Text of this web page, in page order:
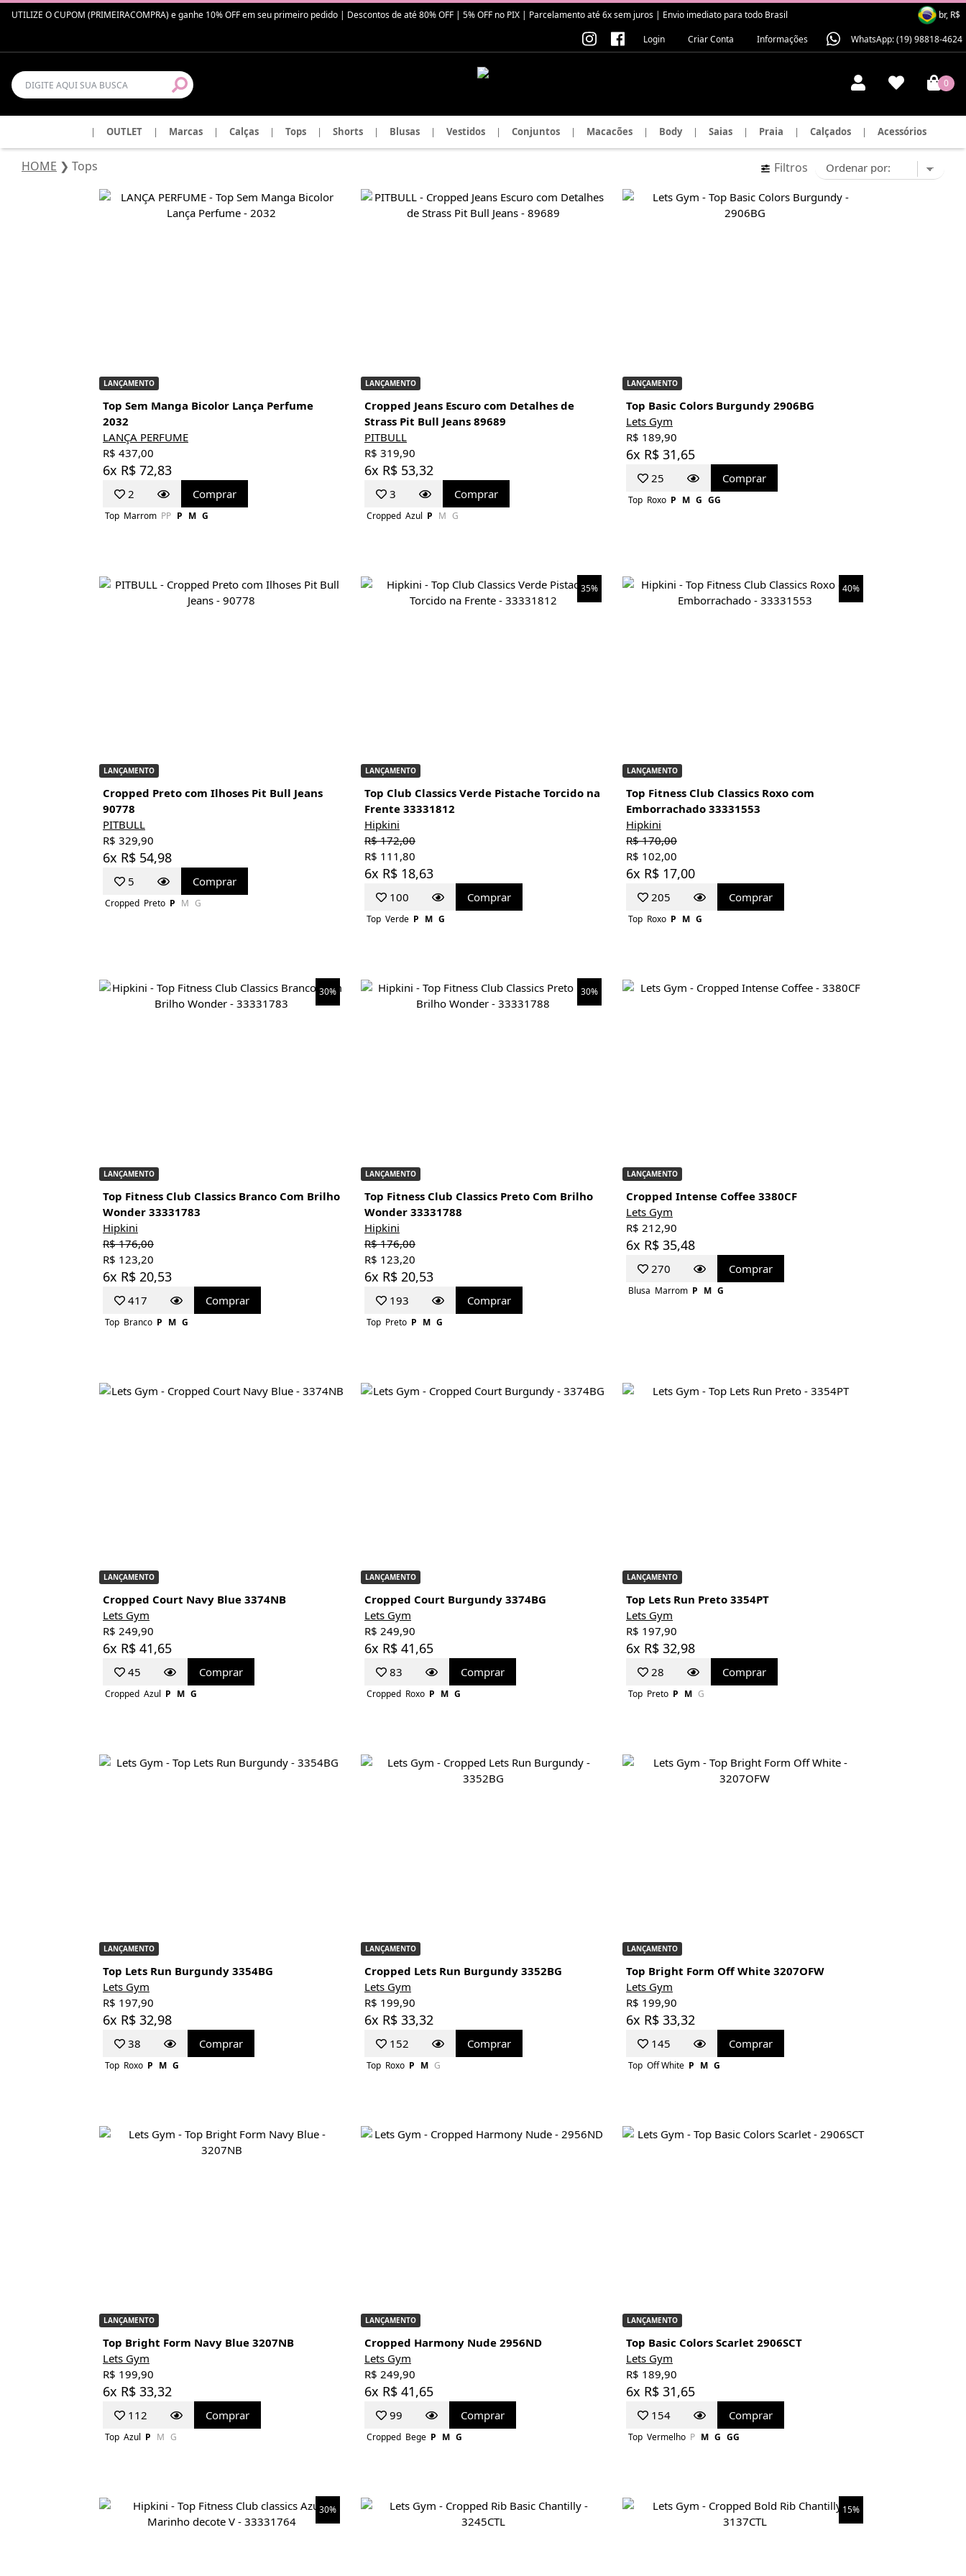
UTILIZE O CUPOM (PRIMEIRACOMPRA) e ganhe 10% OFF em seu primeiro pedido | Descontos de até 80% OFF | 5% OFF no PIX | Parcelamento até 6x sem juros | Envio imediato para todo Brasil
br, R$
WhatsApp: (19) 98818-4624
Informações
Criar Conta
Login
0
| OUTLET | Marcas | Calças | Tops | Shorts | Blusas | Vestidos | Conjuntos | Macacões | Body | Saias | Praia | Calçados | Acessórios
HOME ❯ Tops Filtros
LANÇAMENTO
Top Sem Manga Bicolor Lança Perfume
2032
LANÇA PERFUME
R$ 437,00
6x R$ 72,83
2 Comprar
Top Marrom PP P M G
LANÇAMENTO
Cropped Jeans Escuro com Detalhes de
Strass Pit Bull Jeans 89689
PITBULL
R$ 319,90
6x R$ 53,32
3 Comprar
Cropped Azul P M G
LANÇAMENTO
Top Basic Colors Burgundy 2906BG
Lets Gym
R$ 189,90
6x R$ 31,65
25 Comprar
Top Roxo P M G GG
LANÇAMENTO
Cropped Preto com Ilhoses Pit Bull Jeans
90778
PITBULL
R$ 329,90
6x R$ 54,98
5 Comprar
Cropped Preto P M G
35%
LANÇAMENTO
Top Club Classics Verde Pistache Torcido na
Frente 33331812
Hipkini
R$ 172,00
R$ 111,80
6x R$ 18,63
100 Comprar
Top Verde P M G
40%
LANÇAMENTO
Top Fitness Club Classics Roxo com
Emborrachado 33331553
Hipkini
R$ 170,00
R$ 102,00
6x R$ 17,00
205 Comprar
Top Roxo P M G
30%
LANÇAMENTO
Top Fitness Club Classics Branco Com Brilho
Wonder 33331783
Hipkini
R$ 176,00
R$ 123,20
6x R$ 20,53
417 Comprar
Top Branco P M G
30%
LANÇAMENTO
Top Fitness Club Classics Preto Com Brilho
Wonder 33331788
Hipkini
R$ 176,00
R$ 123,20
6x R$ 20,53
193 Comprar
Top Preto P M G
LANÇAMENTO
Cropped Intense Coffee 3380CF
Lets Gym
R$ 212,90
6x R$ 35,48
270 Comprar
Blusa Marrom P M G
LANÇAMENTO
Cropped Court Navy Blue 3374NB
Lets Gym
R$ 249,90
6x R$ 41,65
45 Comprar
Cropped Azul P M G
LANÇAMENTO
Cropped Court Burgundy 3374BG
Lets Gym
R$ 249,90
6x R$ 41,65
83 Comprar
Cropped Roxo P M G
LANÇAMENTO
Top Lets Run Preto 3354PT
Lets Gym
R$ 197,90
6x R$ 32,98
28 Comprar
Top Preto P M G
LANÇAMENTO
Top Lets Run Burgundy 3354BG
Lets Gym
R$ 197,90
6x R$ 32,98
38 Comprar
Top Roxo P M G
LANÇAMENTO
Cropped Lets Run Burgundy 3352BG
Lets Gym
R$ 199,90
6x R$ 33,32
152 Comprar
Top Roxo P M G
LANÇAMENTO
Top Bright Form Off White 3207OFW
Lets Gym
R$ 199,90
6x R$ 33,32
145 Comprar
Top Off White P M G
LANÇAMENTO
Top Bright Form Navy Blue 3207NB
Lets Gym
R$ 199,90
6x R$ 33,32
112 Comprar
Top Azul P M G
LANÇAMENTO
Cropped Harmony Nude 2956ND
Lets Gym
R$ 249,90
6x R$ 41,65
99 Comprar
Cropped Bege P M G
LANÇAMENTO
Top Basic Colors Scarlet 2906SCT
Lets Gym
R$ 189,90
6x R$ 31,65
154 Comprar
Top Vermelho P M G GG
30% 15%